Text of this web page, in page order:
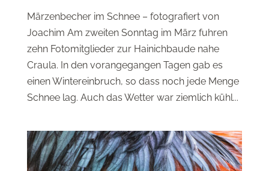
Märzenbecher im Schnee – fot0grafiert von
Joachim Am zweiten Sonntag im März fuhren
zehn Fotomitglieder zur Hainichbaude nahe
Craula. In den vorangegangen Tagen gab es
einen Wintereinbruch, so dass noch jede Menge
Schnee lag. Auch das Wetter war ziemlich kühl...